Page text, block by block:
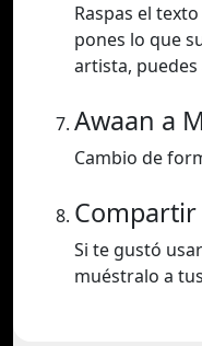
Raspas el
pones lo que
artista,
Awaan a
Cambio de
Compartir
Si te gustó
muéstralo a